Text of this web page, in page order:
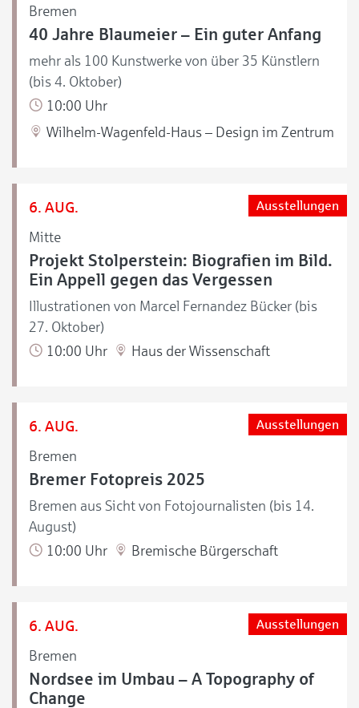
Bremen
40 Jahre Blaumeier – Ein guter Anfang
mehr als 100 Kunstwerke von über 35 Künstlern
(bis 4. Oktober)
10:00 Uhr
Wilhelm-Wagenfeld-Haus – Design im Zentrum
6. AUG.
Mitte
Ausstellungen
Projekt Stolperstein: Biografien im Bild.
Ein Appell gegen das Vergessen
Illustrationen von Marcel Fernandez Bücker (bis
27. Oktober)
10:00 Uhr
Haus der Wissenschaft
6. AUG.
Bremen
Ausstellungen
Bremer Fotopreis 2025
Bremen aus Sicht von Fotojournalisten (bis 14.
August)
10:00 Uhr
Bremische Bürgerschaft
6. AUG.
Bremen
Ausstellungen
Nordsee im Umbau – A Topography of
Change